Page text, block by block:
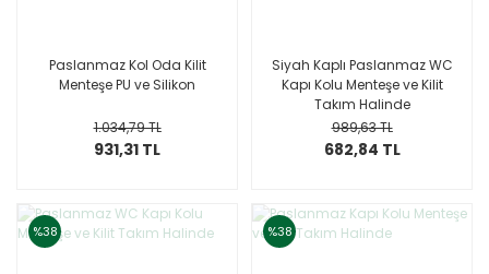
Paslanmaz Kol Oda Kilit
Menteşe PU ve Silikon
1.034,79 TL
931,31 TL
Siyah Kaplı Paslanmaz WC
Kapı Kolu Menteşe ve Kilit
Takım Halinde
989,63 TL
682,84 TL
%38 %38